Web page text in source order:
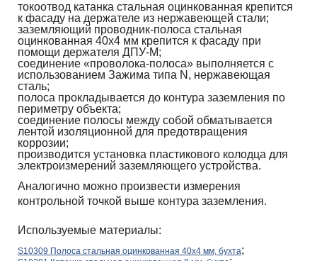
токоотвод катанка стальная оцинкованная крепится
к фасаду на держателе из нержавеющей стали;
заземляющий проводник-полоса стальная
оцинкованная 40х4 мм крепится к фасаду при
помощи держателя ДПУ-М;
соединение «проволока-полоса» выполняется с
использованием Зажима типа N, нержавеющая
сталь;
полоса прокладывается до контура заземления по
периметру объекта;
соединение полосы между собой обматывается
лентой изоляционной для предотвращения
коррозии;
производится установка пластикового колодца для
электроизмерений заземляющего устройства.
Аналогично можно произвести измерения
контрольной точкой выше контура заземления.
Используемые материалы:
S10309 Полоса стальная оцинкованная 40х4 мм, бухта;